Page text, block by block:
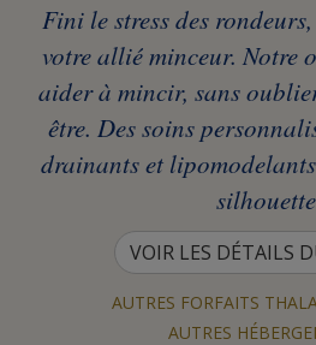
Fini le stress des
votre allié minceur. Notre
aider à mincir, sans
être. Des soins
drainants et
VOIR LES DÉTAILS
AUTRES FORFAITS
AUTRES